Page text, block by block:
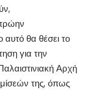
θα θέσει το
για την
Αρχή
της, όπως